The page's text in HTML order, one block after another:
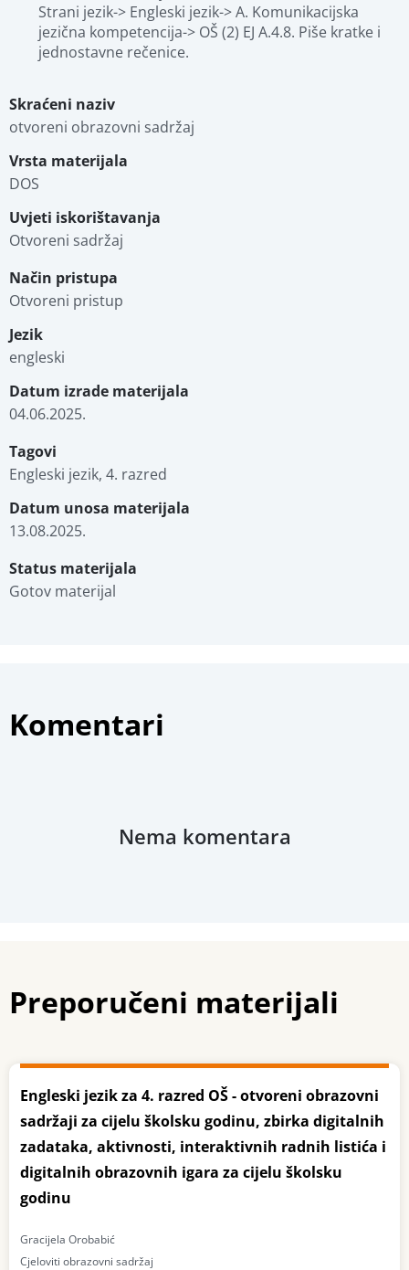
Strani jezik-> Engleski jezik-> A. Komunikacijska
jezična kompetencija-> OŠ (2) EJ A.4.8. Piše kratke i
jednostavne rečenice.
Skraćeni naziv
otvoreni obrazovni sadržaj
Vrsta materijala
DOS
Uvjeti iskorištavanja
Otvoreni sadržaj
Način pristupa
Otvoreni pristup
Jezik
engleski
Datum izrade materijala
04.06.2025.
Tagovi
Engleski jezik, 4. razred
Datum unosa materijala
13.08.2025.
Status materijala
Gotov materijal
Komentari
Nema komentara
Preporučeni materijali
Engleski jezik za 4. razred OŠ - otvoreni obrazovni
sadržaji za cijelu školsku godinu, zbirka digitalnih
zadataka, aktivnosti, interaktivnih radnih listića i
digitalnih obrazovnih igara za cijelu školsku
godinu
Gracijela Orobabić
Cjeloviti obrazovni sadržaj